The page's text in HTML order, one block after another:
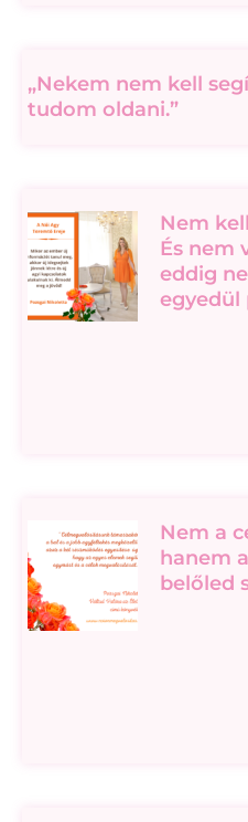
„Nekem nem kell
tudom oldani.”
Nem
És nem
eddig
egyedül
Nem a
hanem
belőled